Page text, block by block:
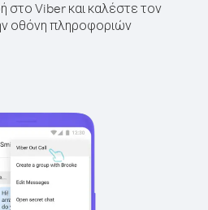
στο Viber και καλέστε τον
οθόνη πληροφοριών